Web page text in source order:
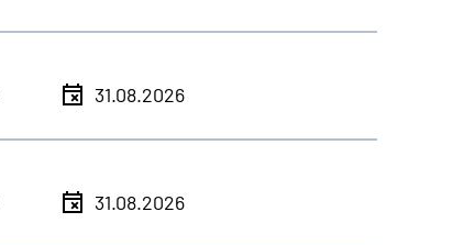
31.08.2026
31.08.2026